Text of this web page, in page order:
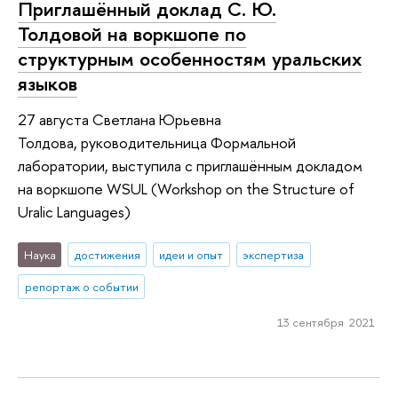
Приглашённый доклад С. Ю.
Толдовой на воркшопе по
структурным особенностям уральских
языков
27 августа Светлана Юрьевна
Толдова, руководительница Формальной
лаборатории, выступила с приглашённым докладом
на воркшопе WSUL (Workshop on the Structure of
Uralic Languages)
Наука достижения идеи и опыт
экспертиза
репортаж о событии
13 сентября 2021